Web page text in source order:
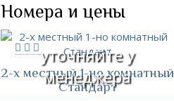
Номера и цены
уточняйте у
менеджера
2-х местный 1-но комнатный
Стандарт